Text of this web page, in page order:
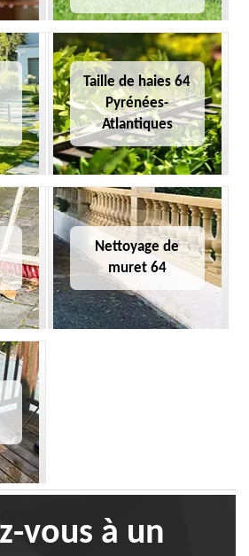
Taille de haies 64
Pyrénées-
Atlantiques
Nettoyage de
muret 64
vous à un